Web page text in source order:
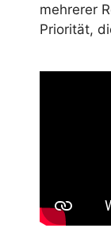
mehrerer
Priorität,